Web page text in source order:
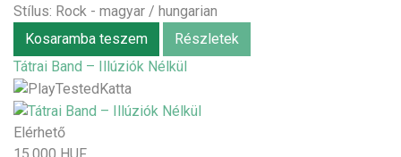
Stílus: Rock - magyar / hungarian
Kosaramba teszem
Részletek
Tátrai Band – Illúziók Nélkül
Elérhető
15.000 HUF